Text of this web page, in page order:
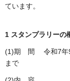
ています。
1 スタンプラリーの
(1)期 間 令和7年9
まで